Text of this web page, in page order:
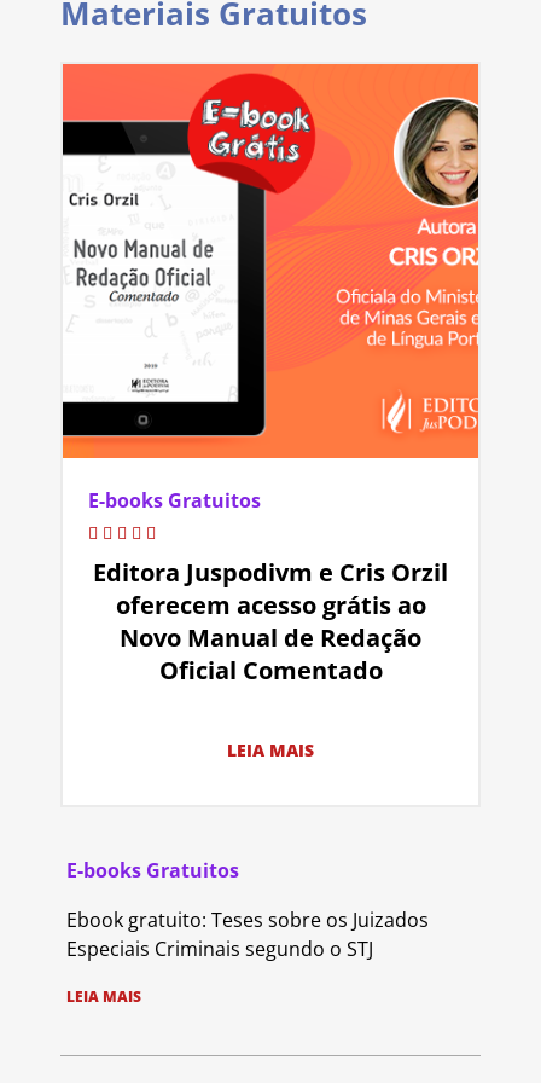
Materiais Gratuitos
E-books Gratuitos
Editora Juspodivm e Cris Orzil
oferecem acesso grátis ao
Novo Manual de Redação
Oficial Comentado
LEIA MAIS
E-books Gratuitos
Ebook gratuito: Teses sobre os Juizados
Especiais Criminais segundo o STJ
LEIA MAIS